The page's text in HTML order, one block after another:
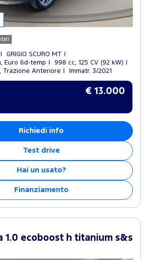
GRIGIO SCURO MT
Euro 6d-temp
998 cc, 125 CV (92 kW)
Trazione Anteriore
Immatr. 3/2021
€ 13.000
Richiedi info
Test drive
Hai un usato?
Finanziamento
1.0 ecoboost h titanium s&s